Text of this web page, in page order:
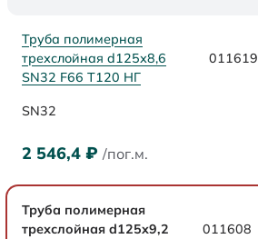
Труба полимерная
трехслойная d125х8,6
SN32 F66 Т120 НГ
011619
SN32
2 546,4 ₽ /пог.м.
Труба полимерная
трехслойная d125x9,2
011608